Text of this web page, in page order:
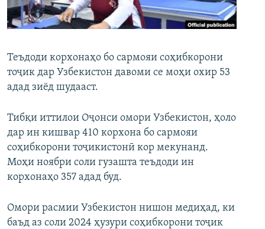
ГУЗОРИШҲОИ РАДИОӢ
Русский
ПАЙГИРӢ КУНЕД
Ҳамаи сомонаҳои RFE/RL
Теъдоди корхонаҳо бо сармояи соҳибкорони
тоҷик дар Узбекистон давоми се моҳи охир 53
адад зиёд шудааст.
Тибқи иттилои Оҷонси омори Узбекистон, ҳоло
дар ин кишвар 410 корхона бо сармояи
соҳибкорони тоҷикистонӣ кор мекунанд.
Моҳи ноябри соли гузашта теъдоди ин
корхонаҳо 357 адад буд.
Омори расмии Узбекистон нишон медиҳад, ки
баъд аз соли 2024 ҳузури соҳибкорони тоҷик